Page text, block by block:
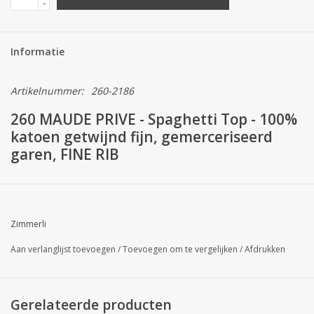
-
Informatie
Artikelnummer: 260-2186
260 MAUDE PRIVE - Spaghetti Top - 100%
katoen getwijnd fijn, gemerceriseerd
garen, FINE RIB
kant.
Deze top van puur katoen betovert met zijn filigraan fantasie
Zimmerli
Aan verlanglijst toevoegen /Toevoegen om te vergelijken /Afdrukken
Gerelateerde producten